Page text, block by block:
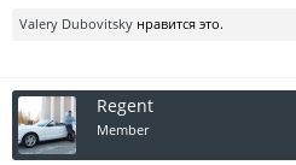
Valery Dubovitsky нравится это.
Regent
Member